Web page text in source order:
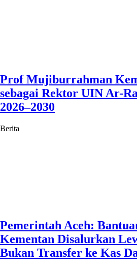
Prof Mujiburrahman
sebagai Rektor UIN Ar-
2026–2030
Berita
Pemerintah Aceh:
Kementan Disalurkan
Bukan Transfer ke Kas